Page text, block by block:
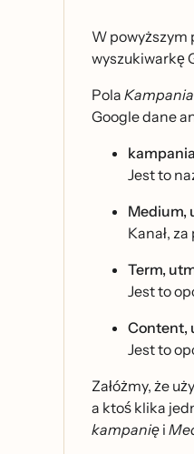
W powyższym
wyszukiwarkę
Pola Kampania
Google dane
Jest to
Medium,
Kanał,
Term,
Jest to
Content,
Jest to
Załóżmy, że
a ktoś klika
kampanię i